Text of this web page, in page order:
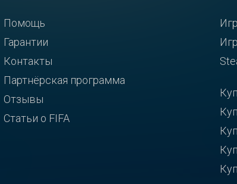
Помощь
Гарантии
Контакты
Партнёрская программа
Отзывы
Статьи о FIFA